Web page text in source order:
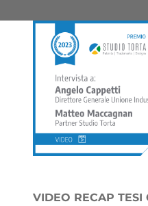
VIDEO RECAP TESI